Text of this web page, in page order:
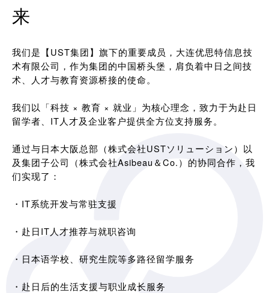
来
我们是【UST集团】旗下的重要成员，大连优思特信息技
术有限公司，作为集团的中国桥头堡，肩负着中日之间技
术、人才与教育资源桥接的使命。
我们以「科技 × 教育 × 就业」为核心理念，致力于为赴日
留学者、IT人才及企业客户提供全方位支持服务。
通过与日本大阪总部（株式会社USTソリューション）以
及集团子公司（株式会社Asibeau＆Co.）的协同合作，我
们实现了：
・IT系统开发与常驻支援
・赴日IT人才推荐与就职咨询
・日本语学校、研究生院等多路径留学服务
・赴日后的生活支援与职业成长服务